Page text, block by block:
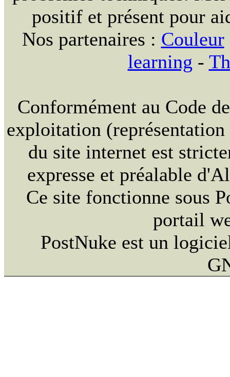
positif et présent pour
Nos partenaires : Couleur
learning -
Conformément au Code
exploitation
du site internet est
expresse et préalable
Ce site fonctionne sous
portail
PostNuke est un